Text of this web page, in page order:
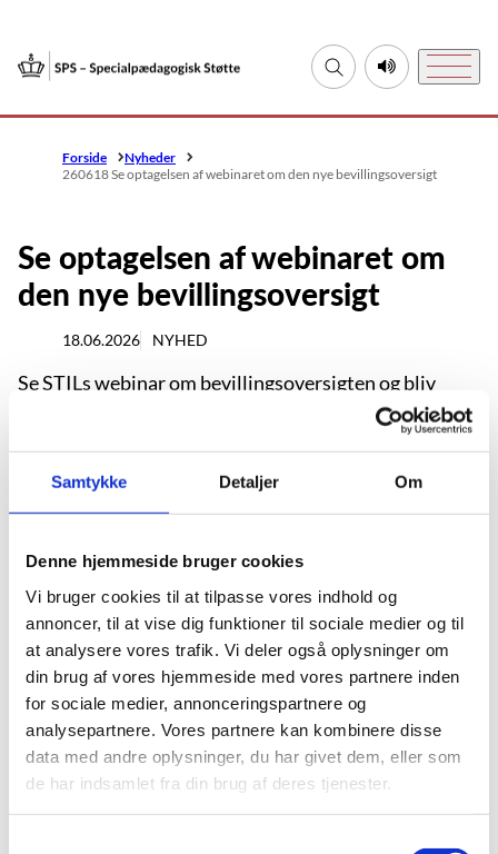
Samtykke Detaljer Om
Denne hjemmeside bruger cookies
Vi bruger cookies til at tilpasse vores indhold og
annoncer, til at vise dig funktioner til sociale medier og til
at analysere vores trafik. Vi deler også oplysninger om
din brug af vores hjemmeside med vores partnere inden
for sociale medier, annonceringspartnere og
analysepartnere. Vores partnere kan kombinere disse
data med andre oplysninger, du har givet dem, eller som
de har indsamlet fra din brug af deres tjenester.
Gå til forsiden Fold søgefelt udLyt til denne side
Menu
Forside
Nyheder
260618 Se optagelsen af webinaret om den nye bevillingsoversigt
Se optagelsen af webinaret om
den nye bevillingsoversigt
18.06.2026 NYHED
Se STILs webinar om bevillingsoversigten og bliv
klogere på de nye muligheder for at få overblik over
institutionens bevillinger og status på automatisk
genbestilling i SPSA.
bevillingsoversigt i SPSA.
Hvis du ikke havde mulighed for at deltage, eller hvis du
ønsker at gense webinaret, kan du nu se optagelsen.
Se optagelsen af webinaret
På webinaret blev den nye bevillingsoversigt gennemgået,
herunder de muligheder oversigten giver for at få overblik
over institutionens bevillinger og status på automatisk
genbestilling.